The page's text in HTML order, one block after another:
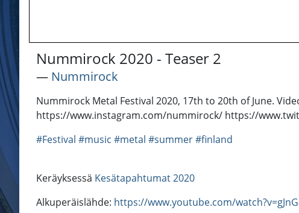
Nummirock 2020 - Teaser 2
― Nummirock
Nummirock Metal Festival 2020, 17th to 20th of June.
https://www.instagram.com/nummirock/ https://
#Festival #music #metal #summer#finland
Keräyksessä Kesätapahtumat 2020
Alkuperäislähde: https://www.youtube.com/